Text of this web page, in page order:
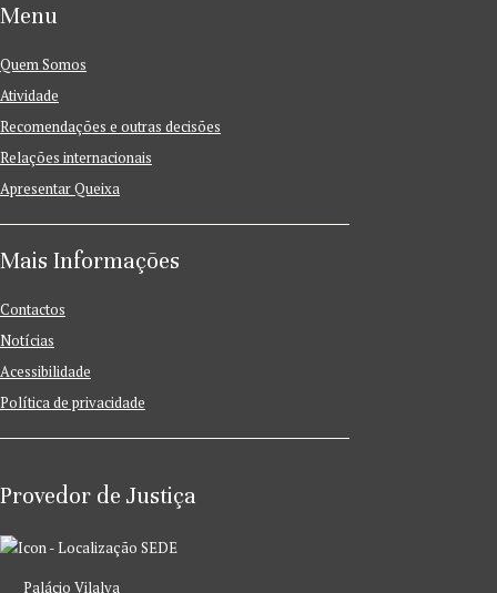
Menu
Quem Somos
Atividade
Recomendações e outras decisões
Relações internacionais
Apresentar Queixa
Mais Informações
Contactos
Notícias
Acessibilidade
Política de privacidade
Provedor de Justiça
SEDE
Palácio Vilalva